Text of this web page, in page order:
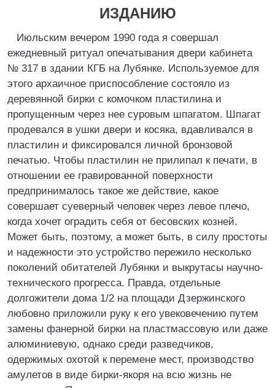
ИЗДАНИЮ
Июльским вечером 1990 года я совершал
ежедневный ритуал опечатывания двери кабинета
№ 317 в здании КГБ на Лубянке. Используемое для
этого архаичное приспособление состояло из
деревянной бирки с комочком пластилина и
пропущенным через нее суровым шпагатом. Шпагат
продевался в ушки двери и косяка, вдавливался в
пластилин и фиксировался личной бронзовой
печатью. Чтобы пластилин не прилипал к печати, в
отношении ее гравированной поверхности
предпринималось такое же действие, какое
совершает суеверный человек через левое плечо,
когда хочет оградить себя от бесовских козней.
Может быть, поэтому, а может быть, в силу простоты
и надежности это устройство пережило несколько
поколений обитателей Лубянки и выкрутасы научно-
технического прогресса. Правда, отдельные
долгожители дома 1/2 на площади Дзержинского
любовно приложили руку к его увековечению путем
замены фанерной бирки на пластмассовую или даже
алюминиевую, однако среди разведчиков,
одержимых охотой к перемене мест, производство
амулетов в виде бирки-якоря на всю жизнь не